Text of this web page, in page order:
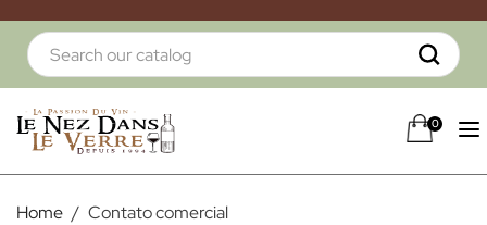
0
Home Contato comercial